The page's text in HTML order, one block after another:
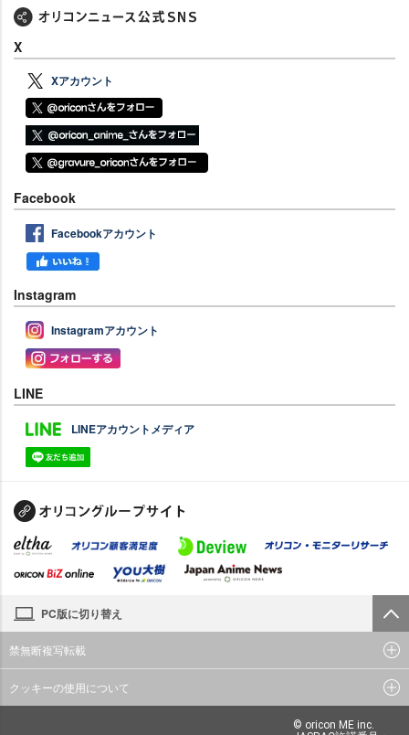
X
Xアカウント
Facebook
Facebookアカウント
Instagram
Instagramアカウント
LINE
LINEアカウントメディア
PC版に切り替え
禁無断複写転載
クッキーの使用について
© oricon ME inc.